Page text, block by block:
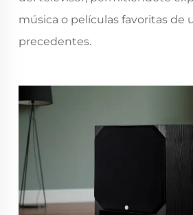
música o películas favoritas de
precedentes.